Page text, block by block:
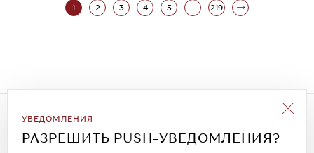
1 2 3 4 5 ... 219
УВЕДОМЛЕНИЯ
РАЗРЕШИТЬ PUSH-УВЕДОМЛЕНИЯ?
Подписаться на рассылку
Всегда будьте в курсе новых акций и
спецпредложений!